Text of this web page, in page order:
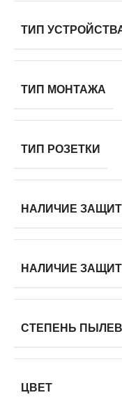
ТИП
ТИП МОНТАЖА
ТИП РОЗЕТКИ
НАЛИЧИЕ
НАЛИЧИЕ
СТЕПЕНЬ
ЦВЕТ